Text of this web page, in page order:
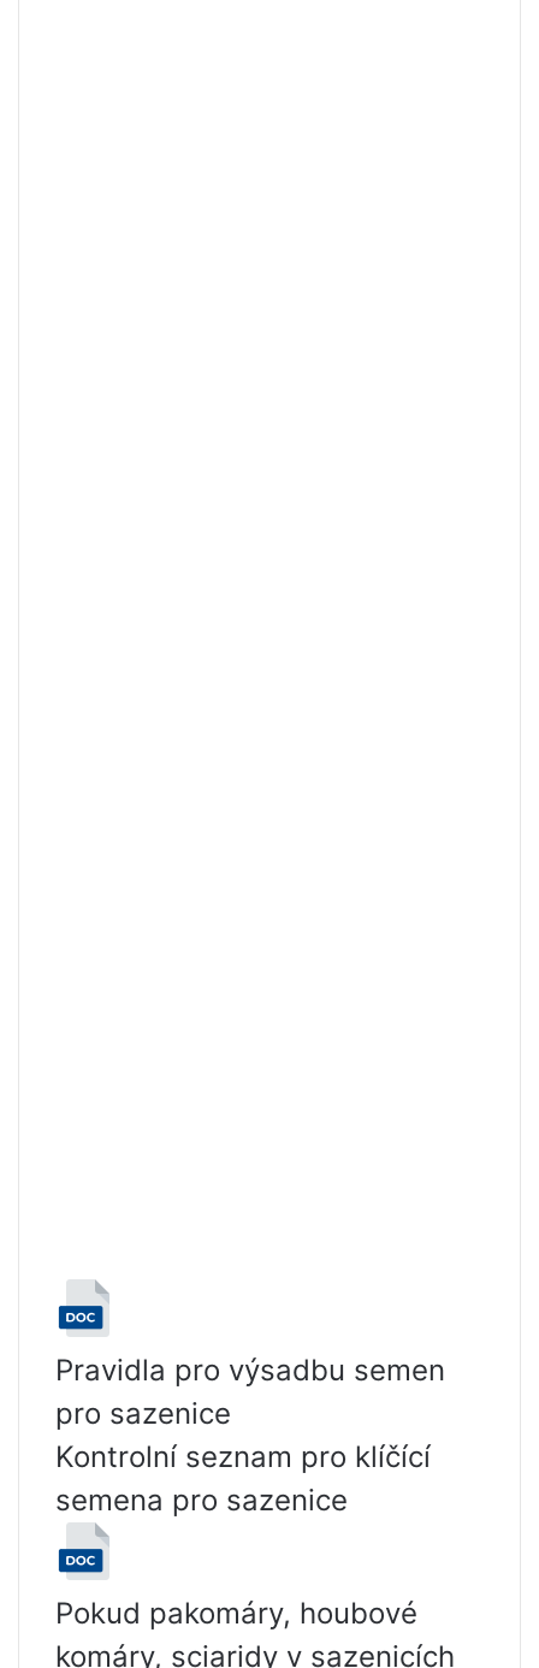
Pravidla pro výsadbu semen
pro sazenice
Kontrolní seznam pro klíčící
semena pro sazenice
Pokud pakomáry, houbové
komáry, sciaridy v sazenicích